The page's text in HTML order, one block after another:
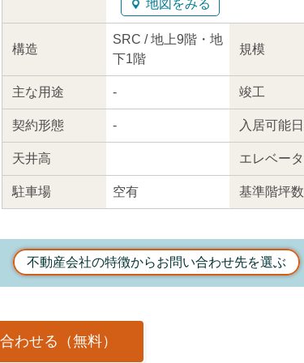
地図をみる
構造
SRC / 地上9階・地
下1階
規模
主な用途 - 竣工
契約形態 - 入居可能日
天井高 エレベータ
駐車場 空有 基準階坪数
不動産会社の特徴からお問い合わせ先を選ぶ
わせる（無料）